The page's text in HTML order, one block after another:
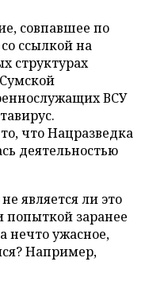
совпавшее по
ссылкой на
структурах
ВСУ
что Нацразведка
деятельностью
является ли это
заранее
нечто ужасное,
Например,